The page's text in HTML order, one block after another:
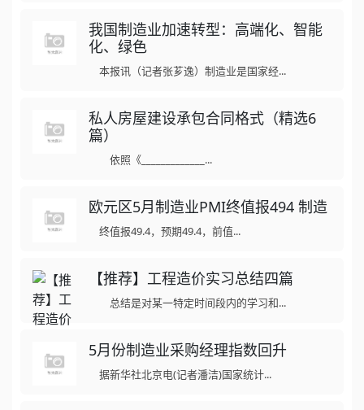
我国制造业加速转型：高端化、智能
化、绿色
本报讯（记者张芗逸）制造业是国家经...
私人房屋建设承包合同格式（精选6
篇）
依照《_____________...
欧元区5月制造业PMI终值报494 制造
终值报49.4，预期49.4，前值...
【推荐】工程造价实习总结四篇
总结是对某一特定时间段内的学习和...
5月份制造业采购经理指数回升
据新华社北京电(记者潘洁)国家统计...